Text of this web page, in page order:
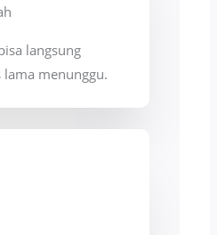
langsung
menunggu.